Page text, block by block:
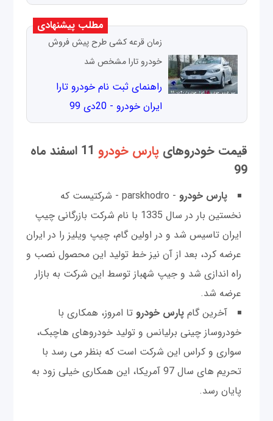
مطلب پیشنهادی
زمان قرعه کشی طرح پیش فروش
خودرو تارا مشخص شد
راهنمای ثبت نام خودرو تارا
ایران خودرو - 20دی 99
قیمت خودرو‌های پارس خودرو
11 اسفند ماه
99
پارس خودرو
- parskhodro - شرکتیست که
نخستین بار در سال 1335 با نام شرکت بازرگانی چیپ
ایران تاسیس شد و در اولین گام، چیپ ویلیز را در ایران
عرضه کرد، بعد از آن نیز خط تولید این محصول نصب و
راه اندازی شد و جیپ شهباز توسط این شرکت به بازار
عرضه شد.
آخرین گام پارس خودرو تا امروز، همکاری با
خودروساز چینی برلیانس و تولید خودروهای هاچبک،
سواری و کراس این شرکت است که بنظر می رسد با
تحریم های سال 97 آمریکا، این همکاری خیلی زود به
پایان رسد.